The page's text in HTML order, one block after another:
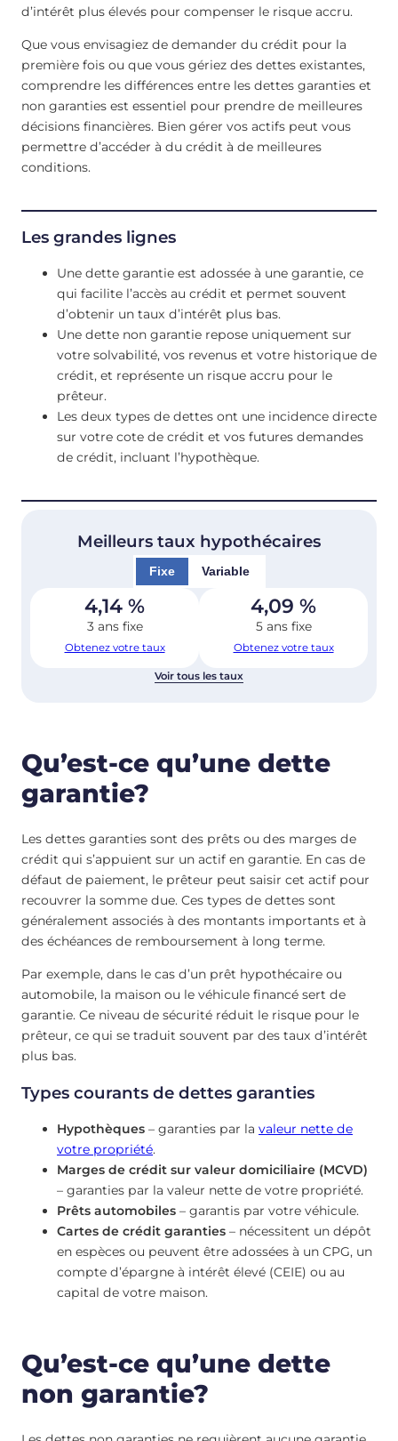
d’intérêt plus élevés pour compenser le risque accru.
Que vous envisagiez de demander du crédit pour la
première fois ou que vous gériez des dettes existantes,
comprendre les différences entre les dettes garanties et
non garanties est essentiel pour prendre de meilleures
décisions financières. Bien gérer vos actifs peut vous
permettre d’accéder à du crédit à de meilleures
conditions.
Les grandes lignes
Une dette garantie est adossée à une garantie, ce
qui facilite l’accès au crédit et permet souvent
d’obtenir un taux d’intérêt plus bas.
Une dette non garantie repose uniquement sur
votre solvabilité, vos revenus et votre historique de
crédit, et représente un risque accru pour le
prêteur.
Les deux types de dettes ont une incidence directe
sur votre cote de crédit et vos futures demandes
de crédit, incluant l’hypothèque.
Meilleurs taux hypothécaires
Fixe Variable
4,14 %
3 ans fixe
Obtenez votre taux
4,09 %
5 ans fixe
Obtenez votre taux
Voir tous les taux
Qu’est-ce qu’une dette
garantie?
Les dettes garanties sont des prêts ou des marges de
crédit qui s’appuient sur un actif en garantie. En cas de
défaut de paiement, le prêteur peut saisir cet actif pour
recouvrer la somme due. Ces types de dettes sont
généralement associés à des montants importants et à
des échéances de remboursement à long terme.
Par exemple, dans le cas d’un prêt hypothécaire ou
automobile, la maison ou le véhicule financé sert de
garantie. Ce niveau de sécurité réduit le risque pour le
prêteur, ce qui se traduit souvent par des taux d’intérêt
plus bas.
Types courants de dettes garanties
Hypothèques – garanties par la valeur nette de
votre propriété.
Marges de crédit sur valeur domiciliaire (MCVD)
– garanties par la valeur nette de votre propriété.
Prêts automobiles – garantis par votre véhicule.
Cartes de crédit garanties – nécessitent un dépôt
en espèces ou peuvent être adossées à un CPG, un
compte d’épargne à intérêt élevé (CEIE) ou au
capital de votre maison.
Qu’est-ce qu’une dette
non garantie?